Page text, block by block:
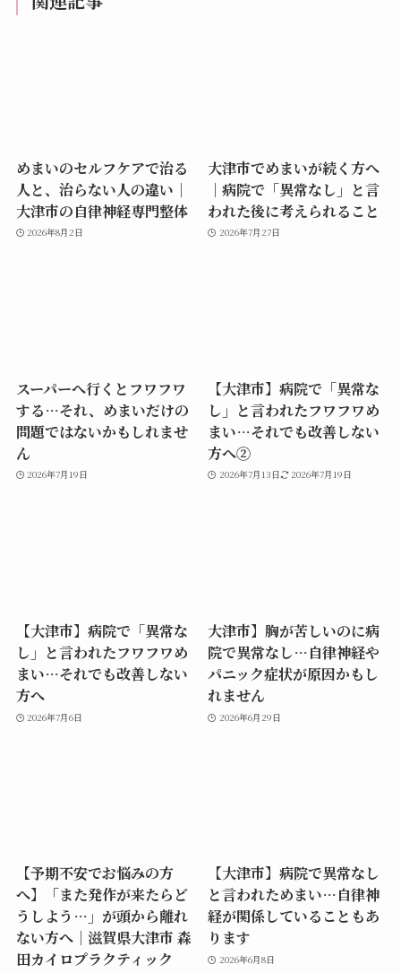
めまいのセルフケアで治る
人と、治らない人の違い｜
大津市の自律神経専門整体
2026年8月2日
大津市でめまいが続く方へ
｜病院で「異常なし」と言
われた後に考えられること
2026年7月27日
スーパーへ行くとフワフワ
する…それ、めまいだけの
問題ではないかもしれませ
ん
2026年7月19日
【大津市】病院で「異常な
し」と言われたフワフワめ
まい…それでも改善しない
方へ②
2026年7月13日 2026年7月19日
【大津市】病院で「異常な
し」と言われたフワフワめ
まい…それでも改善しない
方へ
2026年7月6日
大津市】胸が苦しいのに病
院で異常なし…自律神経や
パニック症状が原因かもし
れません
2026年6月29日
【予期不安でお悩みの方
へ】「また発作が来たらど
うしよう…」が頭から離れ
ない方へ｜滋賀県大津市 森
田カイロプラクティック
【大津市】病院で異常なし
と言われためまい…自律神
経が関係していることもあ
ります
2026年6月8日